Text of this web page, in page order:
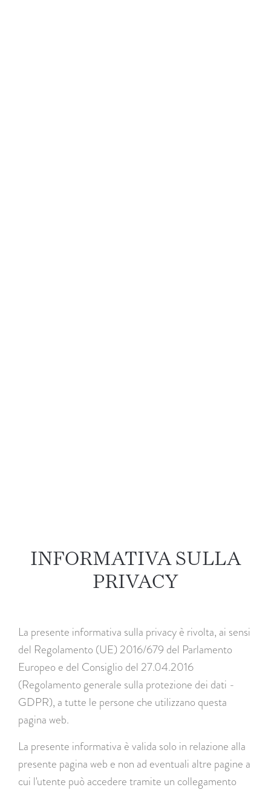
INFORMATIVA SULLA
PRIVACY
La presente informativa sulla privacy è rivolta, ai sensi
del Regolamento (UE) 2016/679 del Parlamento
Europeo e del Consiglio del 27.04.2016
(Regolamento generale sulla protezione dei dati -
GDPR), a tutte le persone che utilizzano questa
pagina web.
La presente informativa è valida solo in relazione alla
presente pagina web e non ad eventuali altre pagine a
cui l'utente può accedere tramite un collegamento